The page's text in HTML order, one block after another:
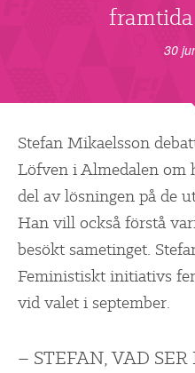
SÖK
30
Stefan Mikaelsson
Löfven i Almedalen om
del av lösningen på de
Han vill också förstå
besökt sametinget.
Feministiskt initiativs
vid valet i september.
– STEFAN, VAD